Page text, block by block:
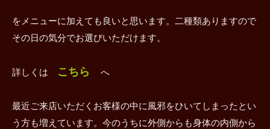
をメニューに加えても良いと思います。二種類ありますので
その日の気分でお選びいただけます。
詳しくは こちら へ
最近ご来店いただくお客様の中に風邪をひいてしまったとい
う方も増えています。今のうちに外側からも身体の内側から